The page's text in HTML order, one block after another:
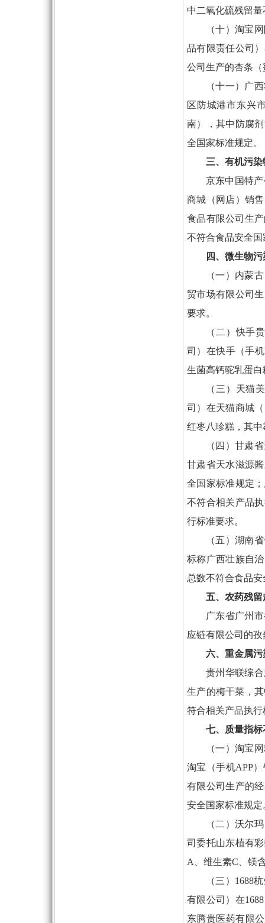
中二氧化硫残留
（十）淘宝
品有限责任公司
公司生产的杏条
（十一）广
区防城港市东兴
南），其中防腐
全国家标准规定。
三、有机污染
京东中国特
商城（网店）销
食品有限公司生
不符合食品安全
四、微生物
（一）内蒙
贸市场有限公司
要求。
（二）快手
司）在快手（手
生菌高钙驼乳蛋
（三）天猫
司）在天猫商城
红枣八珍糕，其
（四）甘肃
甘肃省天水滋源
全国家标准规定
不符合相关产品
行标准要求。
（五）湖南
标称广西壮族自
总数不符合食品
五、农药残
广东省广州
应链有限公司的
六、重金属污
贵州华联综
生产的梅干菜，
符合相关产品执
七、质量指
（一）淘宝
淘宝（手机APP
有限公司生产的
安全国家标准规定
（二）沃尔
司委托山东植有
A、维生素C、镁
（三）1688
有限公司）在
东腾贵医药有限